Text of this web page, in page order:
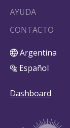
AYUDA
CONTACTO
Argentina
Español
Dashboard